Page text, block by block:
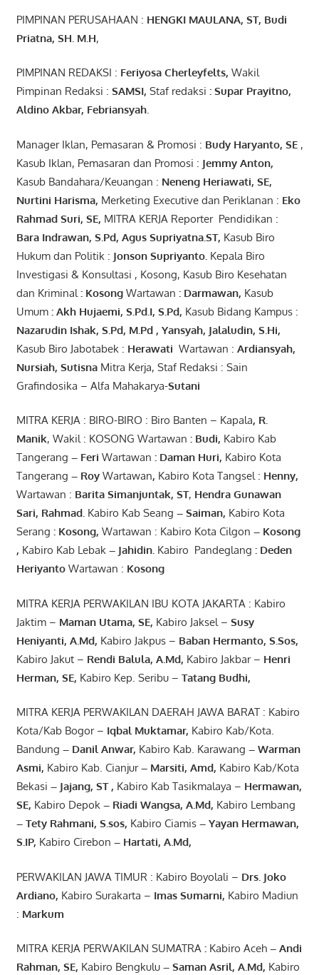
PIMPINAN PERUSAHAAN : HENGKI MAULANA, ST, Budi
Priatna, SH . M.H,
PIMPINAN REDAKSI : Feriyosa Cherleyfelts, Wakil
Pimpinan Redaksi : SAMSI, Staf redaksi : Supar Prayitno,
Aldino Akbar, Febriansyah.
Manager Iklan, Pemasaran & Promosi : Budy Haryanto, SE,
Kasub Iklan, Pemasaran dan Promosi : Jemmy Anton,
Kasub Bandahara/Keuangan : Neneng Heriawati, SE,
Nurtini Harisma, Merketing Executive dan Periklanan : Eko
Rahmad Suri, SE, MITRA KERJA Reporter Pendidikan :
Bara Indrawan, S.Pd, Agus Supriyatna.ST, Kasub Biro
Hukum dan Politik : Jonson Supriyanto. Kepala Biro
Investigasi & Konsultasi , Kosong, Kasub Biro Kesehatan
dan Kriminal : KosongWartawan : Darmawan, Kasub
Umum : Akh Hujaemi, S.Pd.I, S.Pd, Kasub Bidang Kampus :
Nazarudin Ishak, S.Pd, M.Pd, Yansyah, Jalaludin, S.Hi,
Kasub Biro Jabotabek : Herawati Wartawan : Ardiansyah,
Nursiah, SutisnaMitra Kerja, Staf Redaksi : Sain
Grafindosika – Alfa Mahakarya-Sutani
MITRA KERJA : BIRO-BIRO : Biro Banten – Kapala, R.
Manik, Wakil : KOSONG Wartawan : Budi, Kabiro Kab
Tangerang – Feri Wartawan : Daman Huri, Kabiro Kota
Tangerang – RoyWartawan, Kabiro Kota Tangsel : Henny,
Wartawan : Barita Simanjuntak, ST, Hendra Gunawan
Sari, Rahmad. Kabiro Kab Seang – Saiman, Kabiro Kota
Serang : Kosong, Wartawan : Kabiro Kota Cilgon – Kosong
, Kabiro Kab Lebak– Jahidin. Kabiro Pandeglang : Deden
Heriyanto Wartawan : Kosong
MITRA KERJA PERWAKILAN IBU KOTA JAKARTA : Kabiro
Jaktim – Maman Utama, SE, Kabiro Jaksel – Susy
Heniyanti, A.Md, Kabiro Jakpus – Baban Hermanto, S.Sos,
Kabiro Jakut – Rendi Balula, A.Md, Kabiro Jakbar – Henri
Herman, SE, Kabiro Kep. Seribu – Tatang Budhi,
MITRA KERJA PERWAKILAN DAERAH JAWA BARAT : Kabiro
Kota/Kab Bogor – Iqbal Muktamar, Kabiro Kab/Kota.
Bandung – Danil Anwar, Kabiro Kab. Karawang –Warman
Asmi, Kabiro Kab. Cianjur– Marsiti, Amd, Kabiro Kab/Kota
Bekasi – Jajang, ST , Kabiro Kab Tasikmalaya – Hermawan,
SE, Kabiro Depok– Riadi Wangsa, A.Md, Kabiro Lembang
– Tety Rahmani, S.sos, Kabiro Ciamis– Yayan Hermawan,
S.IP, Kabiro Cirebon – Hartati, A.Md,
PERWAKILAN JAWA TIMUR : Kabiro Boyolali – Drs. Joko
Ardiano, Kabiro Surakarta – Imas Sumarni, Kabiro Madiun
: Markum
MITRA KERJA PERWAKILAN SUMATRA :Kabiro Aceh– Andi
Rahman, SE, Kabiro Bengkulu– Saman Asril, A.Md, Kabiro